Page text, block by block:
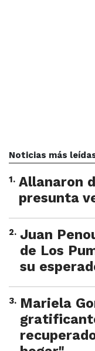
Noticias más
1. Allanaron
presunta
2. Juan
de Los
su
3. Mariela